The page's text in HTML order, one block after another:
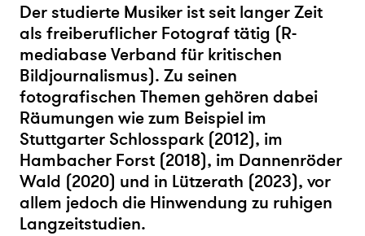
Der studierte Musiker ist seit langer Zeit
als freiberuflicher Fotograf tätig (R-
mediabase Verband für kritischen
Bildjournalismus). Zu seinen
fotografischen Themen gehören dabei
Räumungen wie zum Beispiel im
Stuttgarter Schlosspark (2012), im
Hambacher Forst (2018), im Dannenröder
Wald (2020) und in Lützerath (2023), vor
allem jedoch die Hinwendung zu ruhigen
Langzeitstudien.